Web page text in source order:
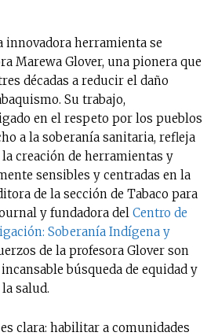
innovadora herramienta se
Marewa Glover, una pionera que
décadas a reducir el daño
Su trabajo,
en el respeto por los pueblos
a la soberanía sanitaria, refleja
creación de herramientas y
sensibles y centradas en la
de la sección de Tabaco para
y fundadora del Centro de
Soberanía Indígena y
de la profesora Glover son
búsqueda de equidad y
salud.
clara: habilitar a comunidades